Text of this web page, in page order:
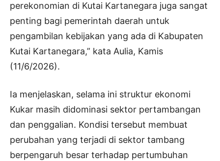
perekonomian di Kutai Kartanegara juga sangat
penting bagi pemerintah daerah untuk
pengambilan kebijakan yang ada di Kabupaten
Kutai Kartanegara,” kata Aulia, Kamis
(11/6/2026).
Ia menjelaskan, selama ini struktur ekonomi
Kukar masih didominasi sektor pertambangan
dan penggalian. Kondisi tersebut membuat
perubahan yang terjadi di sektor tambang
berpengaruh besar terhadap pertumbuhan